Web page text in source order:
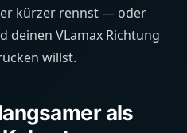
kürzer rennst — oder
deinen VLamax Richtung
willst.
als